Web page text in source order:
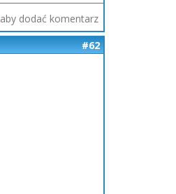
aby dodać komentarz
#62